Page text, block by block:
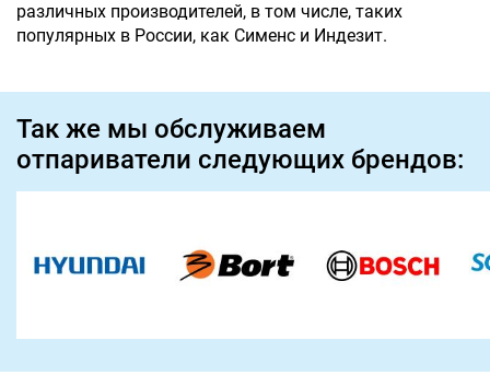
различных производителей, в том числе, таких
популярных в России, как Сименс и Индезит.
Так же мы обслуживаем
отпариватели следующих брендов: